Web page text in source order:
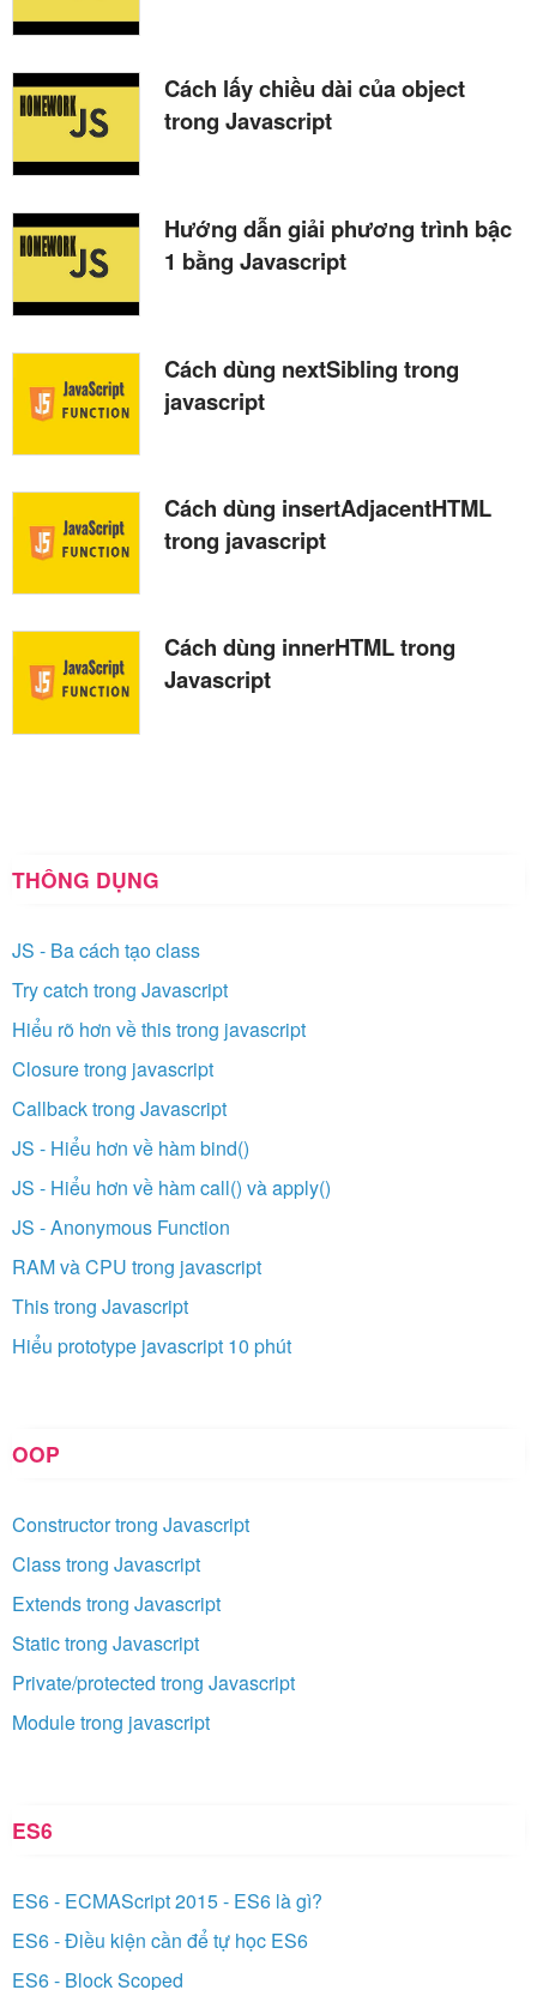
Cách lấy chiều dài của object
trong Javascript
Hướng dẫn giải phương trình bậc
1 bằng Javascript
Cách dùng nextSibling trong
javascript
Cách dùng insertAdjacentHTML
trong javascript
Cách dùng innerHTML trong
Javascript
THÔNG DỤNG
JS - Ba cách tạo class
Try catch trong Javascript
Hiểu rõ hơn về this trong javascript
Closure trong javascript
Callback trong Javascript
JS - Hiểu hơn về hàm bind()
JS - Hiểu hơn về hàm call() và apply()
JS - Anonymous Function
RAM và CPU trong javascript
This trong Javascript
Hiểu prototype javascript 10 phút
OOP
Constructor trong Javascript
Class trong Javascript
Extends trong Javascript
Static trong Javascript
Private/protected trong Javascript
Module trong javascript
ES6
ES6 - ECMAScript 2015 - ES6 là gì?
ES6 - Điều kiện cần để tự học ES6
ES6 - Block Scoped